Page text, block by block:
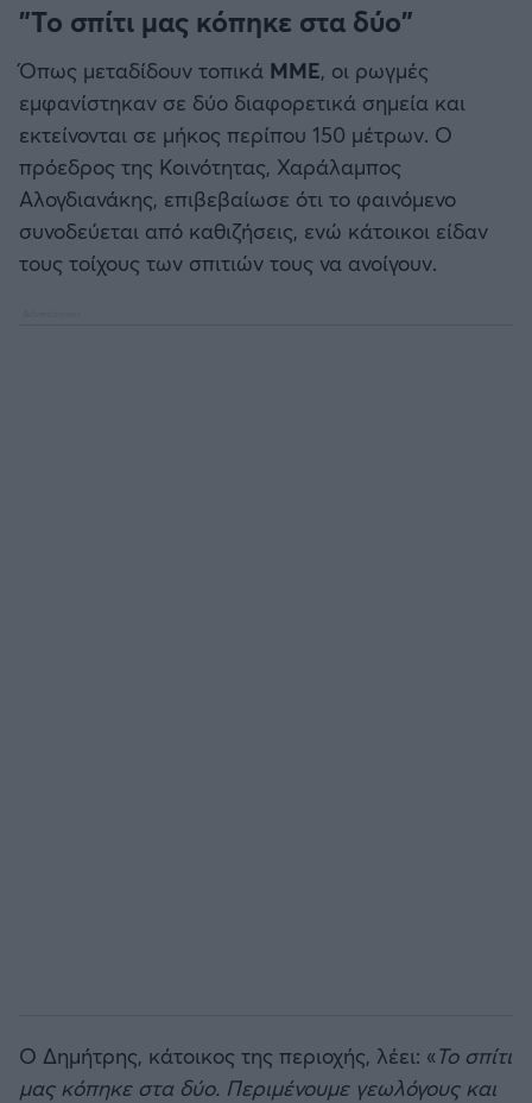
Μάντσεστερ Σίτι
Λίβερπουλ
Τσέλσι
"Το σπίτι μας κόπηκε στα δύο"
Όπως μεταδίδουν τοπικά ΜΜΕ, οι ρωγμές
εμφανίστηκαν σε δύο διαφορετικά σημεία και
εκτείνονται σε μήκος περίπου 150 μέτρων. Ο
πρόεδρος της Κοινότητας, Χαράλαμπος
Αλογδιανάκης, επιβεβαίωσε ότι το φαινόμενο
συνοδεύεται από καθιζήσεις, ενώ κάτοικοι είδαν
τους τοίχους των σπιτιών τους να ανοίγουν.
Ο Δημήτρης, κάτοικος της περιοχής, λέει: « Το σπίτι
μας κόπηκε στα δύο. Περιμένουμε γεωλόγους και